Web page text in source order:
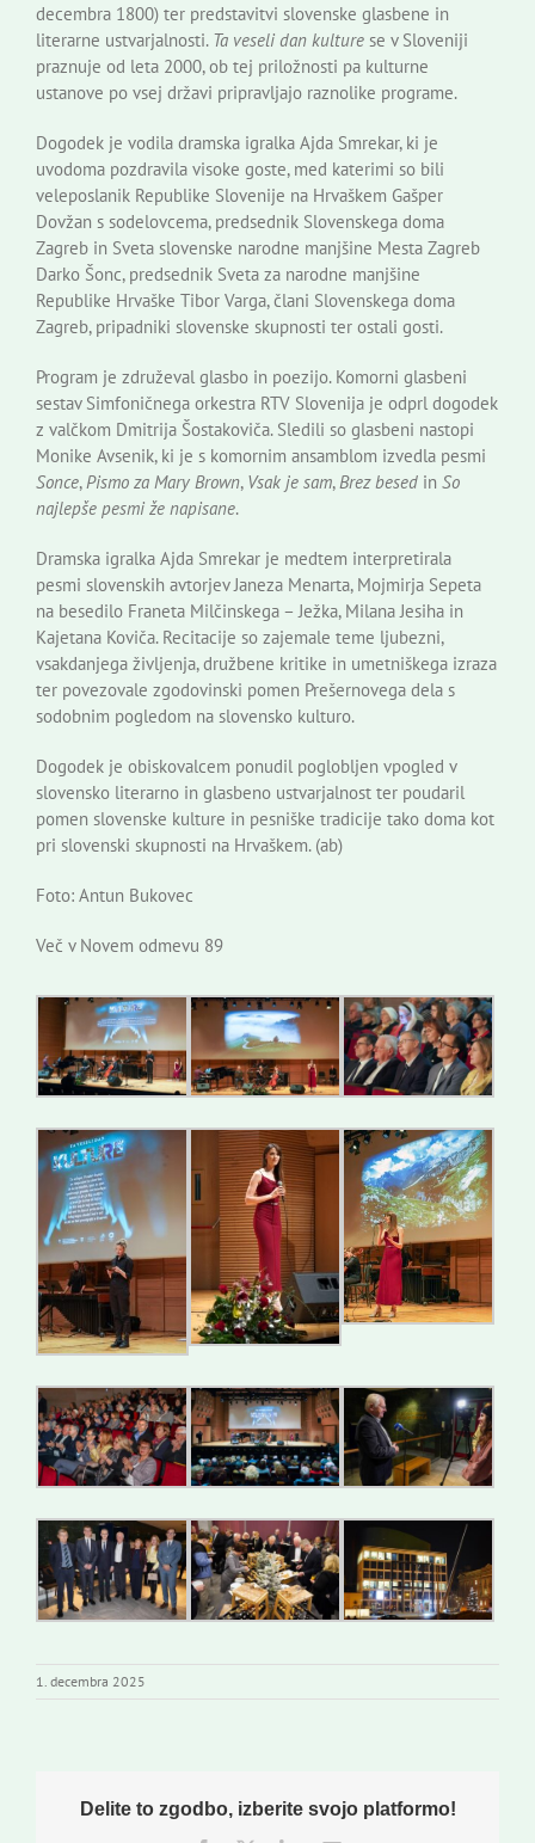
Založništvo
decembra 1800) ter predstavitvi slovenske glasbene in
literarne ustvarjalnosti. Ta veseli dan kulture se v Sloveniji
praznuje od leta 2000, ob tej priložnosti pa kulturne
ustanove po vsej državi pripravljajo raznolike programe.
Dogodek je vodila dramska igralka Ajda Smrekar, ki je
uvodoma pozdravila visoke goste, med katerimi so bili
veleposlanik Republike Slovenije na Hrvaškem Gašper
Dovžan s sodelovcema, predsednik Slovenskega doma
Zagreb in Sveta slovenske narodne manjšine Mesta Zagreb
Darko Šonc, predsednik Sveta za narodne manjšine
Republike Hrvaške Tibor Varga, člani Slovenskega doma
Zagreb, pripadniki slovenske skupnosti ter ostali gosti.
Program je združeval glasbo in poezijo. Komorni glasbeni
sestav Simfoničnega orkestra RTV Slovenija je odprl dogodek
z valčkom Dmitrija Šostakoviča. Sledili so glasbeni nastopi
Monike Avsenik, ki je s komornim ansamblom izvedla pesmi
Sonce, Pismo za Mary Brown, Vsak je sam, Brez besed in So
najlepše pesmi že napisane.
Dramska igralka Ajda Smrekar je medtem interpretirala
pesmi slovenskih avtorjev Janeza Menarta, Mojmirja Sepeta
na besedilo Franeta Milčinskega – Ježka, Milana Jesiha in
Kajetana Koviča. Recitacije so zajemale teme ljubezni,
vsakdanjega življenja, družbene kritike in umetniškega izraza
ter povezovale zgodovinski pomen Prešernovega dela s
sodobnim pogledom na slovensko kulturo.
Dogodek je obiskovalcem ponudil poglobljen vpogled v
slovensko literarno in glasbeno ustvarjalnost ter poudaril
pomen slovenske kulture in pesniške tradicije tako doma kot
pri slovenski skupnosti na Hrvaškem. (ab)
Foto: Antun Bukovec
Več v Novem odmevu 89
1. decembra 2025
Delite to zgodbo, izberite svojo platformo!